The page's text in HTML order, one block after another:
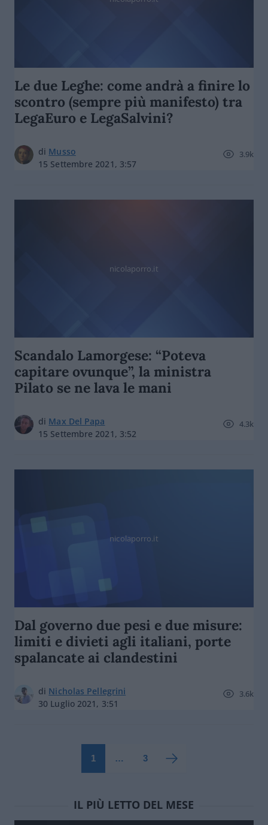
Le due Leghe: come andrà a finire lo
scontro (sempre più manifesto) tra
LegaEuro e LegaSalvini?
di Musso
15 Settembre 2021, 3:57
3.9k
nicolaporro.it
Scandalo Lamorgese: “Poteva
capitare ovunque”, la ministra
Pilato se ne lava le mani
di Max Del Papa
15 Settembre 2021, 3:52
4.3k
nicolaporro.it
Dal governo due pesi e due misure:
limiti e divieti agli italiani, porte
spalancate ai clandestini
di Nicholas Pellegrini
30 Luglio 2021, 3:51
3.6k
1 … 3
IL PIÙ LETTO DEL MESE